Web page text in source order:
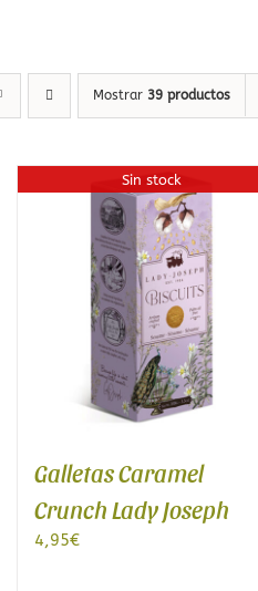
Mostrar 39 productos
Sin stock
Galletas Caramel
Crunch Lady Joseph
4,95€